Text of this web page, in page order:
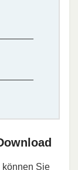
können Sie